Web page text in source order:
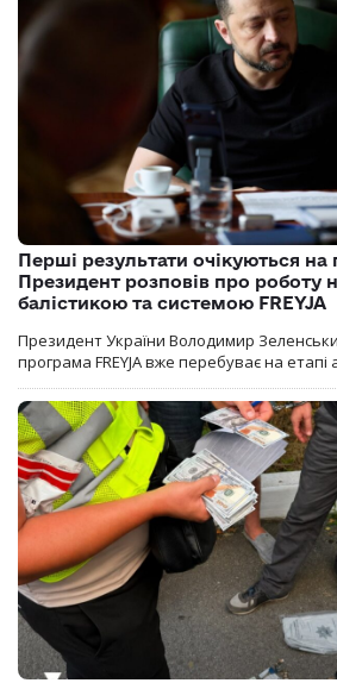
Перші результати очікуються на
Президент розповів про роботу
балістикою та системою FREYJA
Президент України Володимир
програма FREYJA вже перебуває на етапі